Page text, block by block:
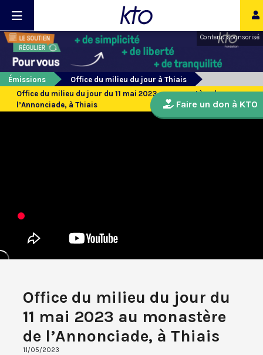
Contenu sponsorisé
Émissions
Office du milieu du jour à Thiais
Office du milieu du jour du 11 mai 2023 au monastère de
l’Annonciade, à Thiais
Office du milieu du jour du
11 mai 2023 au monastère
de l’Annonciade, à Thiais
11/05/2023
Faire un don à KTO